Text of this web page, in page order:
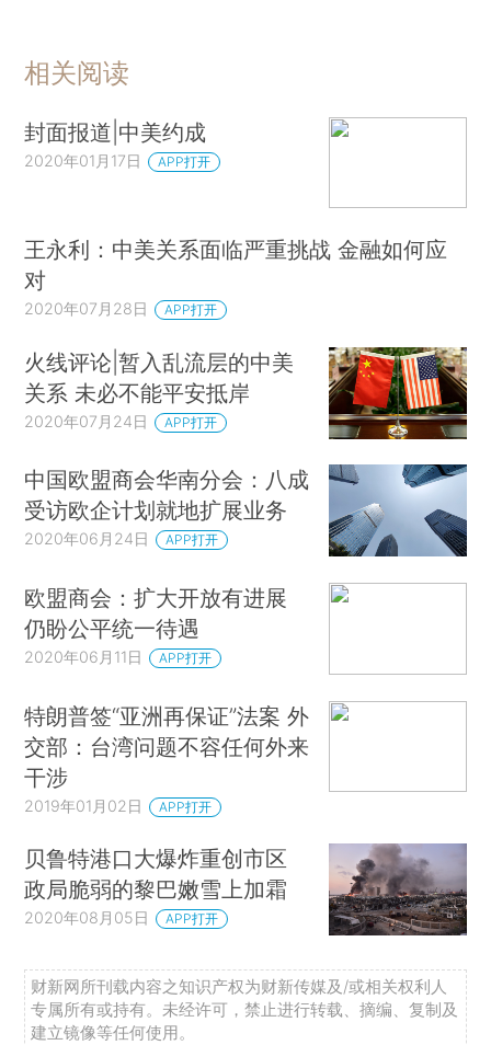
相关阅读
封面报道|中美约成
2020年01月17日 APP打开
王永利：中美关系面临严重挑战 金融如何应
对
2020年07月28日 APP打开
火线评论|暂入乱流层的中美
关系 未必不能平安抵岸
2020年07月24日 APP打开
中国欧盟商会华南分会：八成
受访欧企计划就地扩展业务
2020年06月24日 APP打开
欧盟商会：扩大开放有进展
仍盼公平统一待遇
2020年06月11日 APP打开
特朗普签“亚洲再保证”法案 外
交部：台湾问题不容任何外来
干涉
2019年01月02日 APP打开
贝鲁特港口大爆炸重创市区
政局脆弱的黎巴嫩雪上加霜
2020年08月05日 APP打开
财新网所刊载内容之知识产权为财新传媒及/或相关权利人
专属所有或持有。未经许可，禁止进行转载、摘编、复制及
建立镜像等任何使用。